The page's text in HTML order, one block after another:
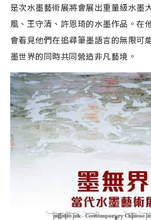
是次水墨藝術展將會展出重量級水
風、王守清、許恩琦的水墨作品。在
會看見他們在追尋筆墨語言的無限可
墨世界的同時共同營造非凡藝境。